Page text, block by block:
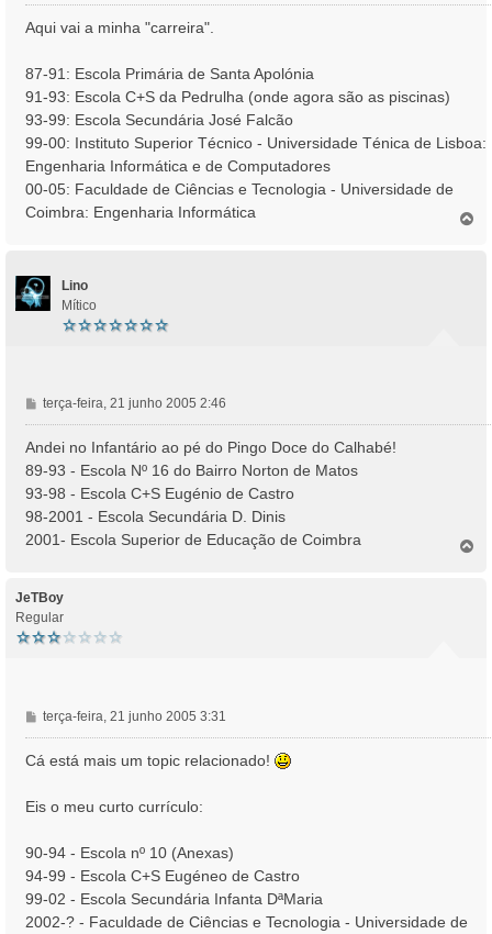
n
g
e
m
Aqui vai a minha "carreira".
87-91: Escola Primária de Santa Apolónia
91-93: Escola C+S da Pedrulha (onde agora são as piscinas)
93-99: Escola Secundária José Falcão
99-00: Instituto Superior Técnico - Universidade Ténica de Lisboa:
Engenharia Informática e de Computadores
00-05: Faculdade de Ciências e Tecnologia - Universidade de
Coimbra: Engenharia Informática
Lino
Mítico
M
e
n
s
g
e
m
terça-feira, 21 junho 2005 2:46
Andei no Infantário ao pé do Pingo Doce do Calhabé!
89-93 - Escola Nº 16 do Bairro Norton de Matos
93-98 - Escola C+S Eugénio de Castro
98-2001 - Escola Secundária D. Dinis
2001- Escola Superior de Educação de Coimbra
JeTBoy
Regular
M
e
n
g
m
terça-feira, 21 junho 2005 3:31
Cá está mais um topic relacionado!
Eis o meu curto currículo:
90-94 - Escola nº 10 (Anexas)
94-99 - Escola C+S Eugéneo de Castro
99-02 - Escola Secundária Infanta DªMaria
2002-? - Faculdade de Ciências e Tecnologia - Universidade de